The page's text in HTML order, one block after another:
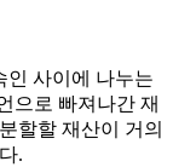
인 사이에 나누는
으로 빠져나간 재
할할 재산이 거의
.